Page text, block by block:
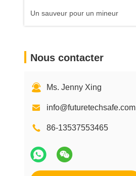
Un sauveur pour un mineur
Nous contacter
Ms. Jenny Xing
info@futuretechsafe.com
86-13537553465